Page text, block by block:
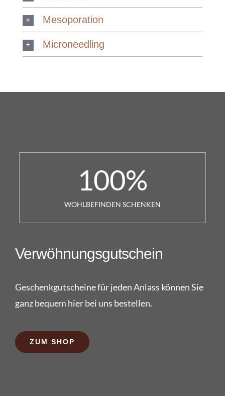
Mesoporation
Microneedling
100%
WOHLBEFINDEN SCHENKEN
Verwöhnungsgutschein
Geschenkgutscheine für jeden Anlass können Sie
ganz bequem hier bei uns bestellen.
ZUM SHOP